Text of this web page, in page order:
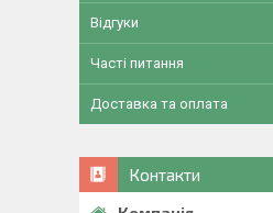
Відгуки
Часті питання
Доставка та оплата
Контакти